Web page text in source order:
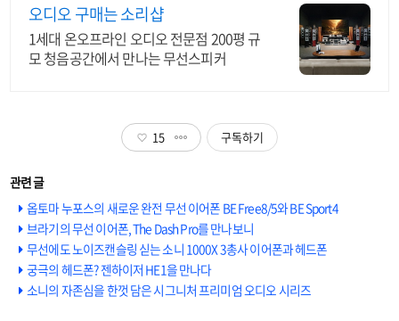
오디오 구매는 소리샵
1세대 온오프라인 오디오 전문점 200평 규
모 청음공간에서 만나는 무선스피커
15 구독하기
옵토마 누포스의 새로운 완전 무선 이어폰 BE Free8/5와 BE Sport4
브라기의 무선 이어폰, The Dash Pro를 만나보니
무선에도 노이즈캔슬링 싣는 소니 1000X 3총사 이어폰과 헤드폰
궁극의 헤드폰? 젠하이저 HE1을 만나다
소니의 자존심을 한껏 담은 시그니처 프리미엄 오디오 시리즈